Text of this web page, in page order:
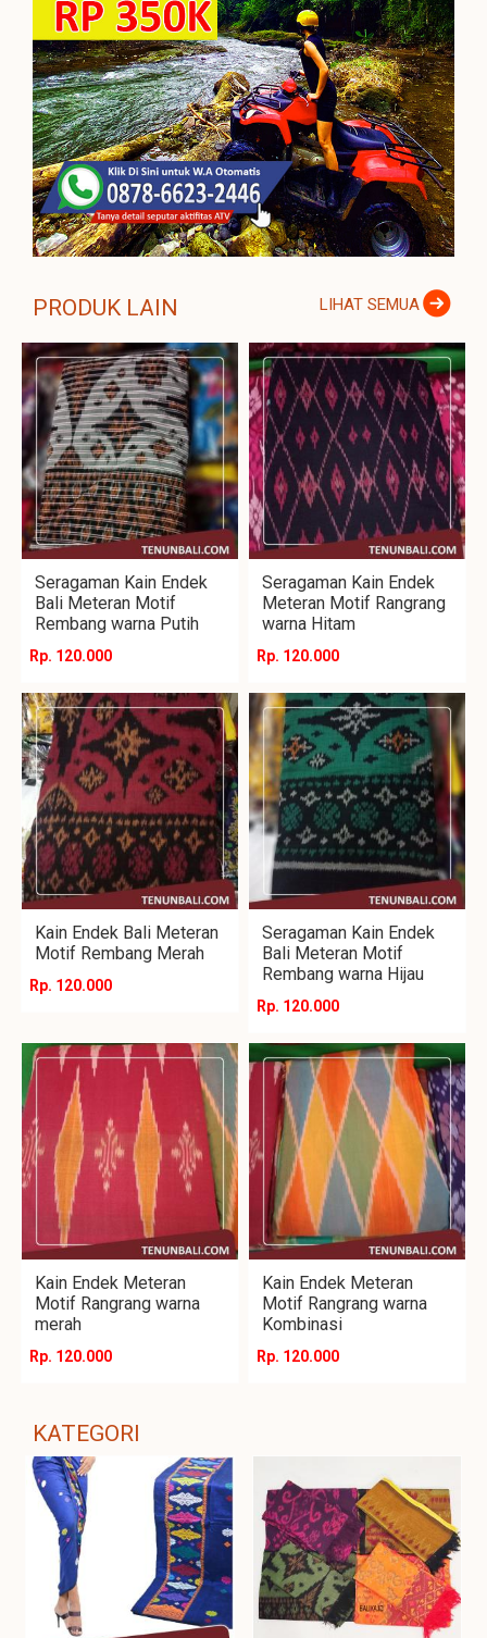
PRODUK LAIN LIHAT SEMUA
Seragaman Kain Endek
Bali Meteran Motif
Rembang warna Putih
Rp. 120.000
Seragaman Kain Endek
Meteran Motif Rangrang
warna Hitam
Rp. 120.000
Kain Endek Bali Meteran
Motif Rembang Merah
Rp. 120.000
Seragaman Kain Endek
Bali Meteran Motif
Rembang warna Hijau
Rp. 120.000
Kain Endek Meteran
Motif Rangrang warna
merah
Rp. 120.000
Kain Endek Meteran
Motif Rangrang warna
Kombinasi
Rp. 120.000
KATEGORI